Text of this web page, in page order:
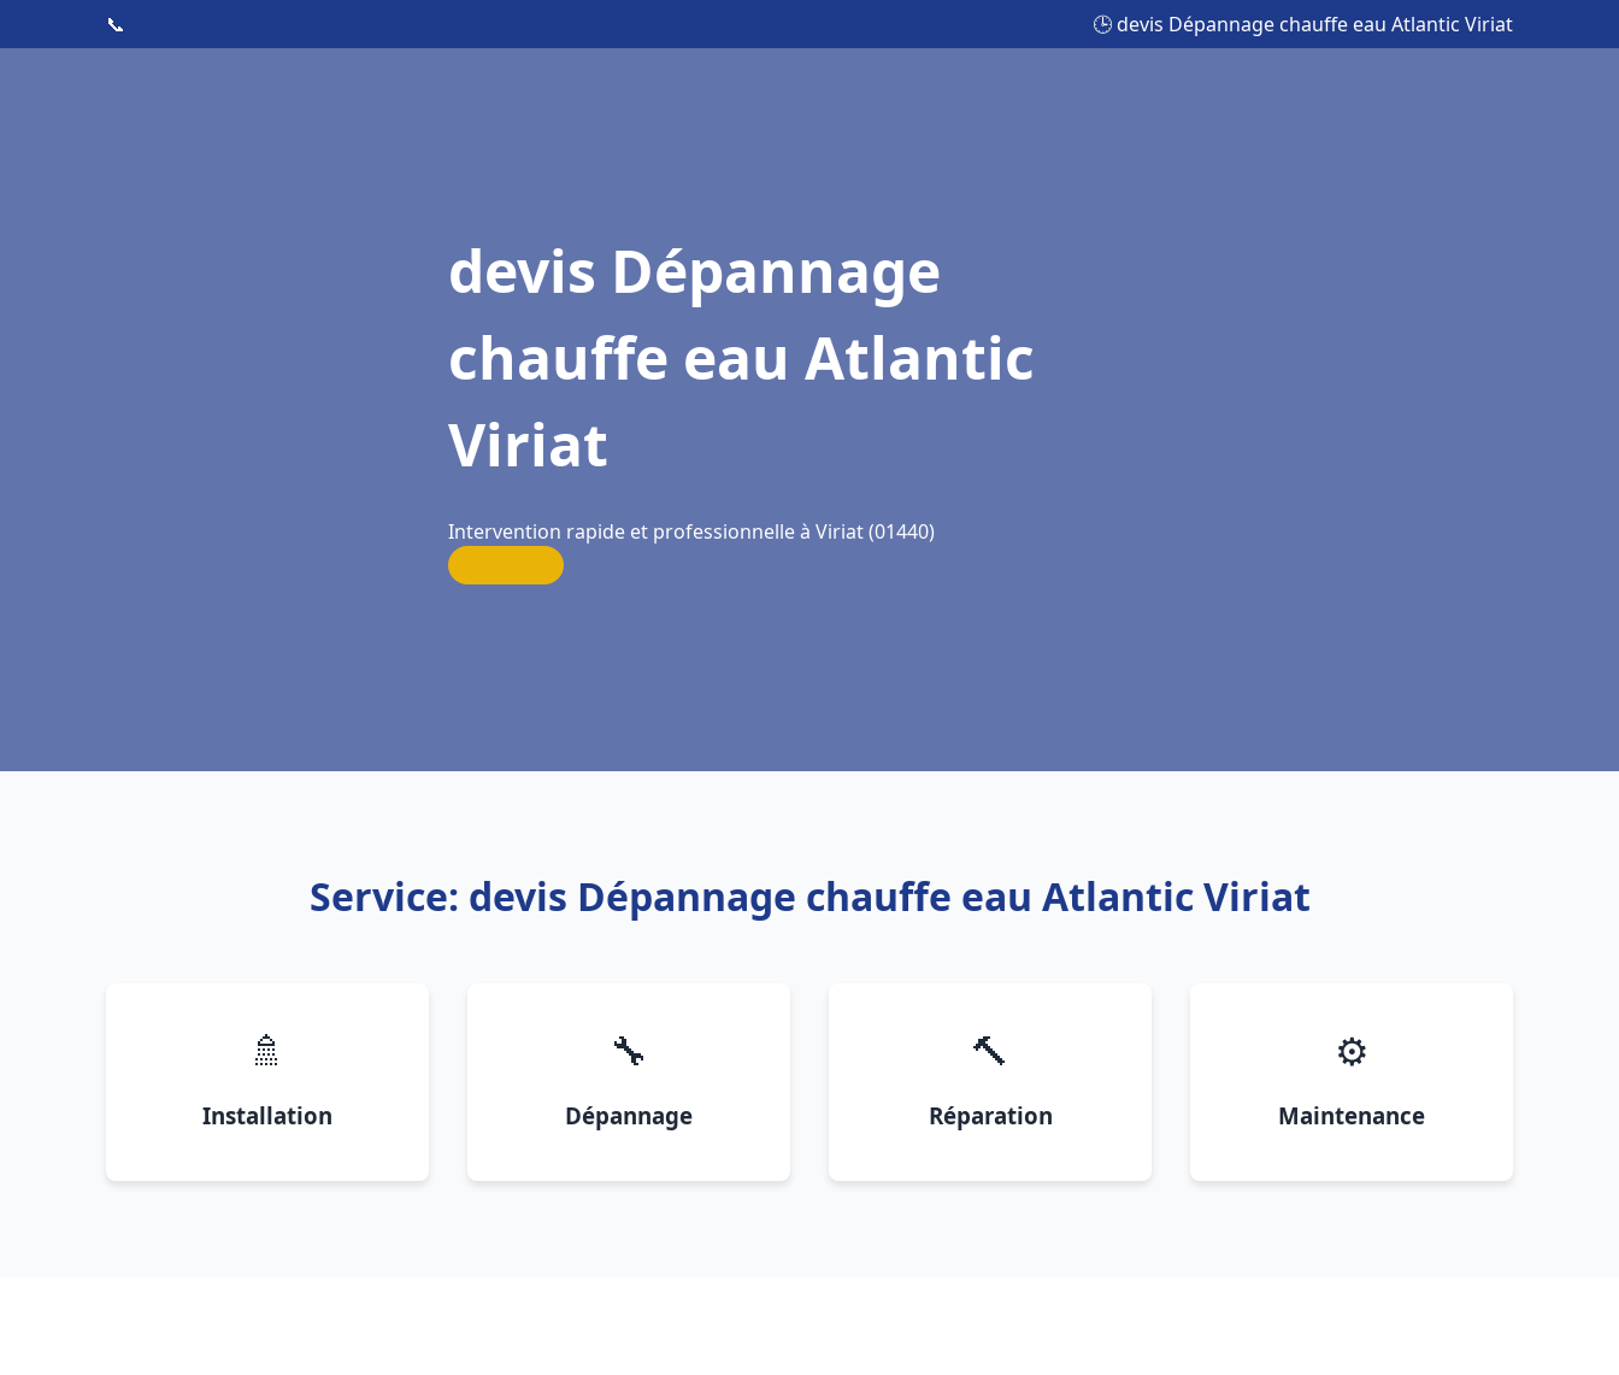
📞 🕒 devis Dépannage chauffe eau Atlantic Viriat
devis Dépannage
chauffe eau Atlantic
Viriat
Intervention rapide et professionnelle à Viriat (01440)
Service: devis Dépannage chauffe eau Atlantic Viriat
🚿
Installation
🔧
Dépannage
🔨
Réparation
⚙️
Maintenance